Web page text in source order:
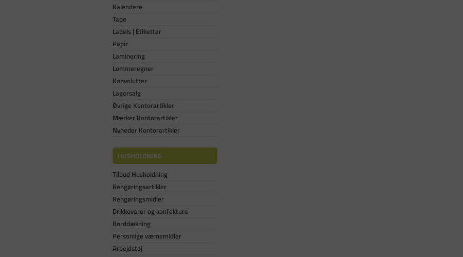
Kalendere
Tape
Labels | Etiketter
Papir
Laminering
Lommeregner
Konvolutter
Lagersalg
Øvrige Kontorartikler
Mærker Kontorartikler
Nyheder Kontorartikler
HUSHOLDNING
Tilbud Husholdning
Rengøringsartikler
Rengøringsmidler
Drikkevarer og konfekture
Borddækning
Personlige værnemidler
Arbejdstøj